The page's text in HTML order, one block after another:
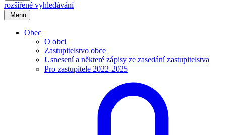
rozšířené vyhledávání
Menu
Obec
O obci
Zastupitelstvo obce
Usnesení a některé zápisy ze zasedání zastupitelstva
Pro zastupitele 2022-2025